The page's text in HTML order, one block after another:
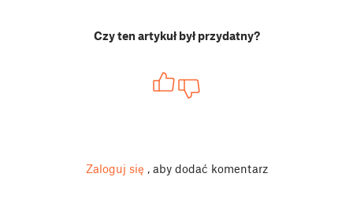
Czy ten artykuł był przydatny?
Zaloguj się , aby dodać komentarz